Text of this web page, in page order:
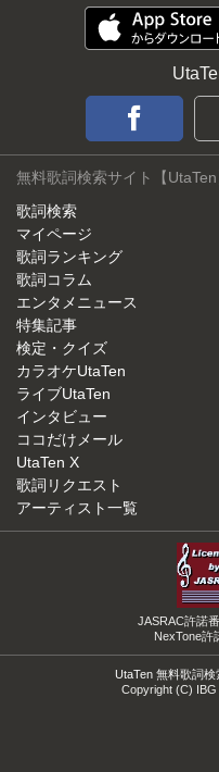
無料歌詞検索サイト【UtaTen
歌詞検索
マイページ
歌詞ランキング
歌詞コラム
エンタメニュース
特集記事
検定・クイズ
カラオケUtaTen
ライブUtaTen
インタビュー
ココだけメール
UtaTen X
歌詞リクエスト
アーティスト一覧
JASRAC許諾
NexTone許
UtaTen 無料歌詞
Copyright (C) IBG